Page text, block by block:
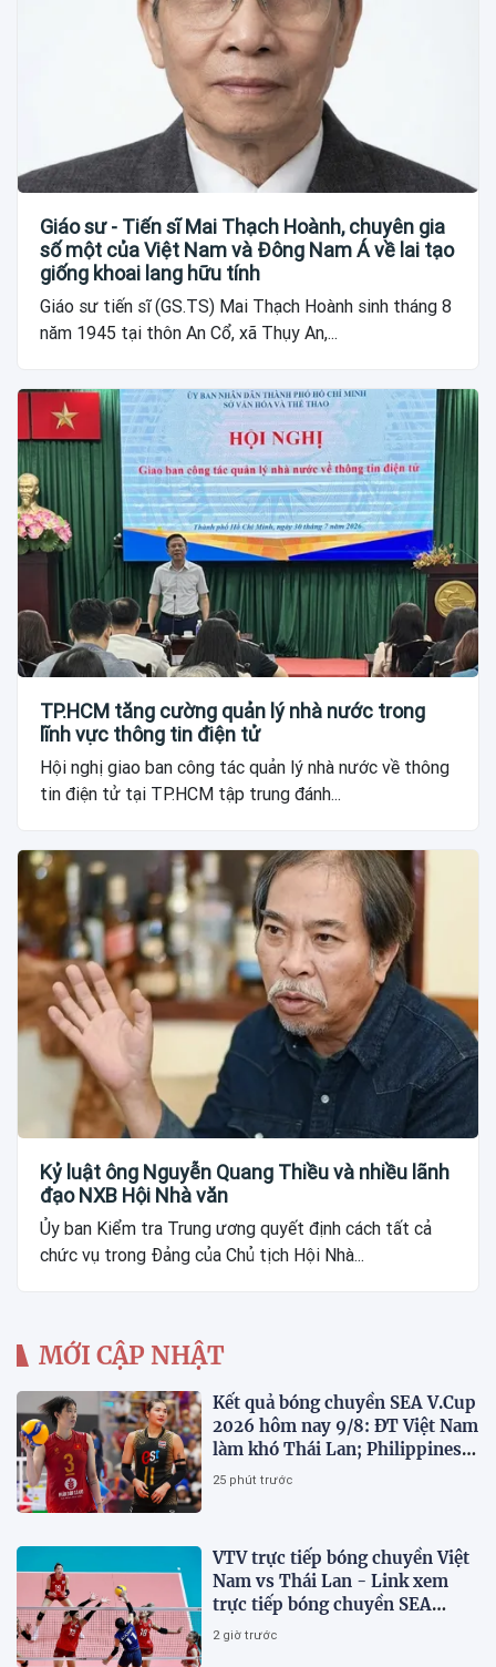
Giáo sư - Tiến sĩ Mai Thạch Hoành, chuyên gia
số một của Việt Nam và Đông Nam Á về lai tạo
giống khoai lang hữu tính
Giáo sư tiến sĩ (GS.TS) Mai Thạch Hoành sinh tháng 8
năm 1945 tại thôn An Cổ, xã Thụy An,...
TP.HCM tăng cường quản lý nhà nước trong
lĩnh vực thông tin điện tử
Hội nghị giao ban công tác quản lý nhà nước về thông
tin điện tử tại TP.HCM tập trung đánh...
Kỷ luật ông Nguyễn Quang Thiều và nhiều lãnh
đạo NXB Hội Nhà văn
Ủy ban Kiểm tra Trung ương quyết định cách tất cả
chức vụ trong Đảng của Chủ tịch Hội Nhà...
MỚI CẬP NHẬT
Kết quả bóng chuyền SEA V.Cup
2026 hôm nay 9/8: ĐT Việt Nam
làm khó Thái Lan; Philippines
gây bất ngờ
25 phút trước
VTV trực tiếp bóng chuyền Việt
Nam vs Thái Lan - Link xem
trực tiếp bóng chuyền SEA
V.Cup 2026 hôm nay 9/8
2 giờ trước